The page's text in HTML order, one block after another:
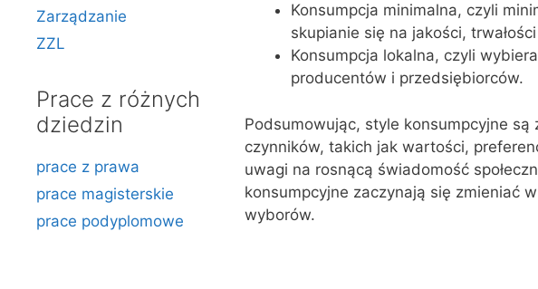
Konsumpcja minimalna, czyli
skupianie się na jakości,
Konsumpcja lokalna, czyli
producentów i przedsiębiorców.
Podsumowując, style konsumpcyjne są
czynników, takich jak wartości,
uwagi na rosnącą świadomość
konsumpcyjne zaczynają się zmieniać
wyborów.
Zarządzanie
ZZL
Prace z różnych
dziedzin
prace z prawa
prace magisterskie
prace podyplomowe